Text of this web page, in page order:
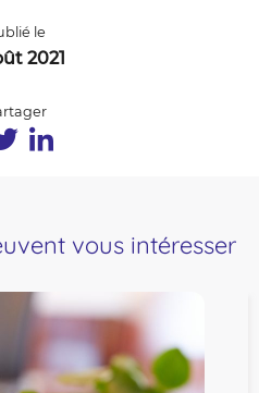
le
2021
vous intéresser